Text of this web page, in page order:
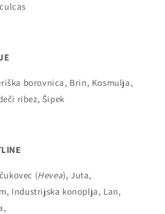
borovnica, Brin, Kosmulja,
ribez, Šipek
(Hevea), Juta,
Industrijska konoplja, Lan,